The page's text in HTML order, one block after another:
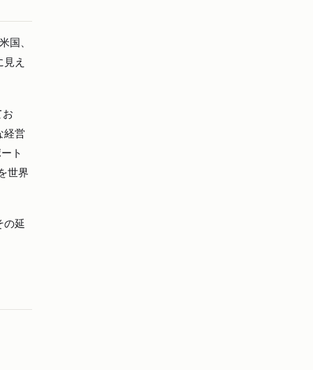
国、
え
お
経営
ト
世界
の延